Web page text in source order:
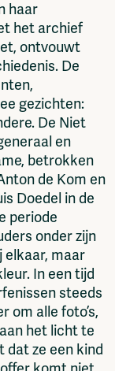
haar
het archief
ontvouwt
De
gezichten:
De Niet
en
betrokken
de Kom en
Doedel in de
periode
onder zijn
elkaar, maar
In een tijd
steeds
om alle foto’s,
het licht te
dat ze een kind